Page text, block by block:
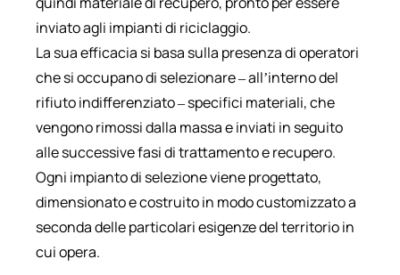
inviato agli impianti di riciclaggio.
La sua efficacia si basa sulla presenza di operatori
che si occupano di selezionare – all’interno del
rifiuto indifferenziato – specifici materiali, che
vengono rimossi dalla massa e inviati in seguito
alle successive fasi di trattamento e recupero.
Ogni impianto di selezione viene progettato,
dimensionato e costruito in modo customizzato a
seconda delle particolari esigenze del territorio in
cui opera.